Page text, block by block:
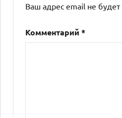
Ваш адрес email не будет
Комментарий *